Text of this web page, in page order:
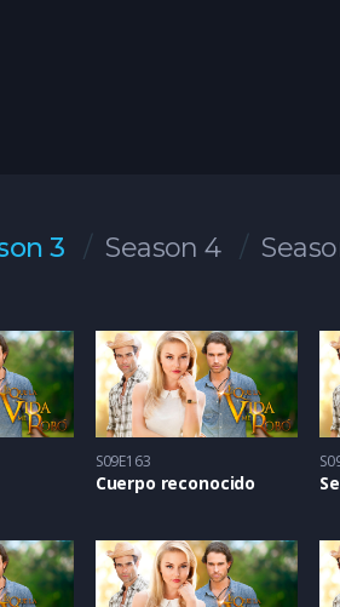
3 Season 4
S09E163
Cuerpo reconocido